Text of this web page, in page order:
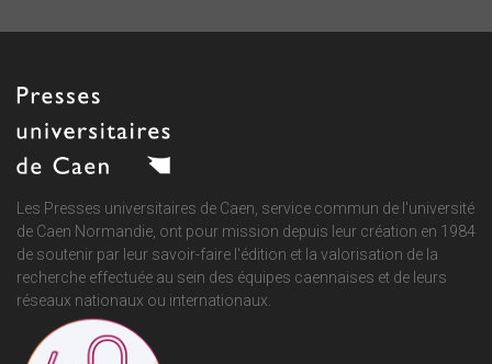
Les Presses universitaires de Caen, service commun de l'université
de Caen Normandie, ont pour mission depuis leur création en 1984
de soutenir par leur savoir-faire l'édition et la valorisation de la
recherche effectuée au sein des équipes caennaises et de leurs
réseaux nationaux ou internationaux.